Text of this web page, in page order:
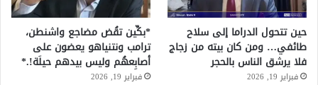
حين تتحول الدراما إلى سلاح
طائفي… ومن كان بيته من زجاج
فلا يرشق الناس بالحجر
فبراير 19, 2026
*بكِّين تقُض مضاجع واشنطن،
ترامب ونتنياهو يعضون على
أصابِعهُم وليس بيدهم حيلَة!.*
فبراير 19, 2026